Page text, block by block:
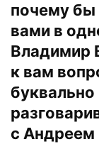
почему бы
вами в
Владимир
к вам
буквально
с Андреем